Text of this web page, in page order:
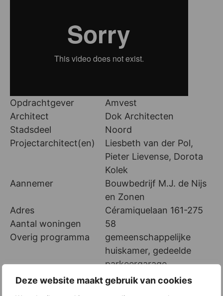
Deze website maakt gebruik van cookies
Opdrachtgever
Amvest
Architect
Dok Architecten
Stadsdeel
Noord
Projectarchitect(en)
Liesbeth van der Pol,
Pieter Lievense, Dorota
Kolek
Aannemer
Bouwbedrijf M.J. de Nijs
en Zonen
Adres
Céramiquelaan 161-275
Aantal woningen
58
Overig programma
gemeenschappelijke
huiskamer, gedeelde
parkeergarage
Fotografie
Dok architecten-Arjen